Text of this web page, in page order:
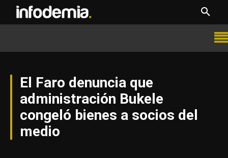
El Faro denuncia que
administración Bukele
congeló bienes a socios del
medio